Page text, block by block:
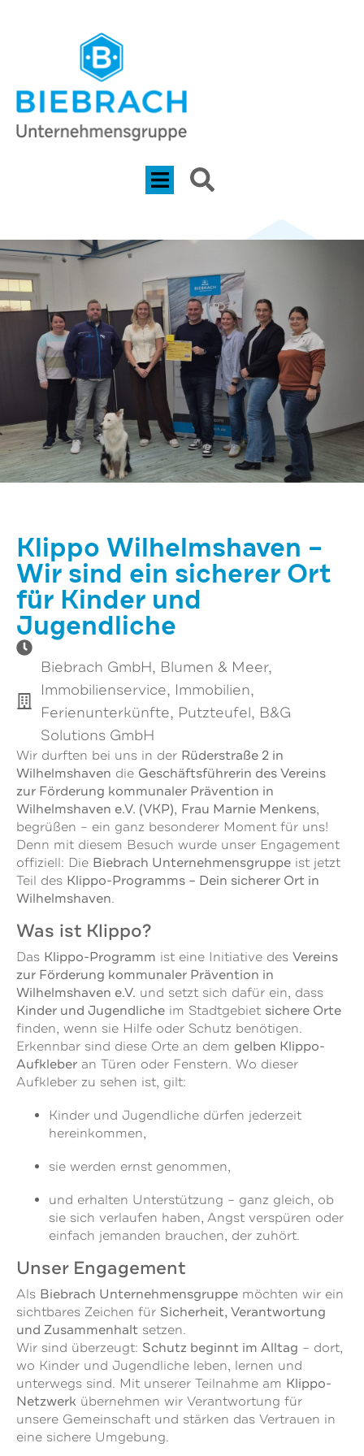
Klippo Wilhelmshaven –
Wir sind ein sicherer Ort
für Kinder und
Jugendliche
Biebrach GmbH, Blumen & Meer,
Immobilienservice, Immobilien,
Ferienunterkünfte, Putzteufel, B&G
Solutions GmbH
Wir durften bei uns in der Rüderstraße 2 in
Wilhelmshaven die Geschäftsführerin des Vereins
zur Förderung kommunaler Prävention in
Wilhelmshaven e.V. (VKP), Frau Marnie Menkens,
begrüßen – ein ganz besonderer Moment für uns!
Denn mit diesem Besuch wurde unser Engagement
offiziell: Die Biebrach Unternehmensgruppe ist jetzt
Teil des Klippo-Programms – Dein sicherer Ort in
Wilhelmshaven.
Was ist Klippo?
Das Klippo-Programm ist eine Initiative des Vereins
zur Förderung kommunaler Prävention in
Wilhelmshaven e.V. und setzt sich dafür ein, dass
Kinder und Jugendliche im Stadtgebiet sichere Orte
finden, wenn sie Hilfe oder Schutz benötigen.
Erkennbar sind diese Orte an dem gelben Klippo-
Aufkleber an Türen oder Fenstern. Wo dieser
Aufkleber zu sehen ist, gilt:
Kinder und Jugendliche dürfen jederzeit
hereinkommen,
sie werden ernst genommen,
und erhalten Unterstützung – ganz gleich, ob
sie sich verlaufen haben, Angst verspüren oder
einfach jemanden brauchen, der zuhört.
Unser Engagement
Als Biebrach Unternehmensgruppe möchten wir ein
sichtbares Zeichen für Sicherheit, Verantwortung
und Zusammenhalt setzen.
Wir sind überzeugt: Schutz beginnt im Alltag – dort,
wo Kinder und Jugendliche leben, lernen und
unterwegs sind. Mit unserer Teilnahme am Klippo-
Netzwerk übernehmen wir Verantwortung für
unsere Gemeinschaft und stärken das Vertrauen in
eine sichere Umgebung.